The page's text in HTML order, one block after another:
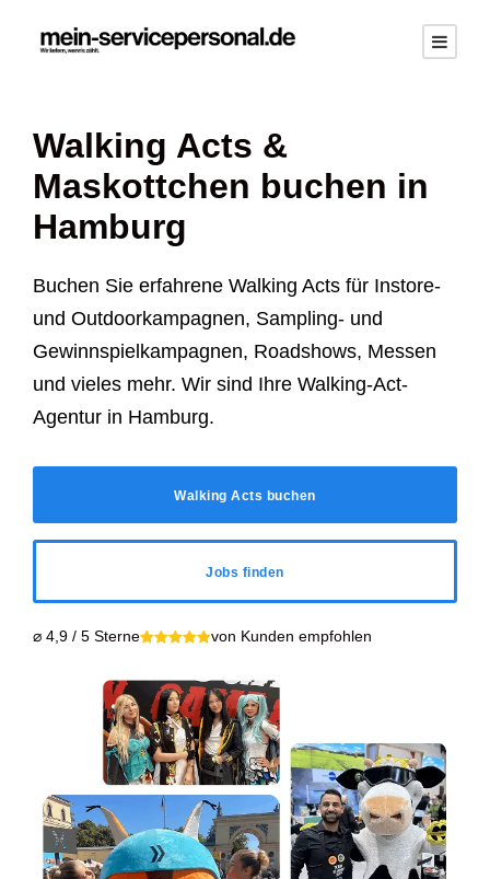
Walking Acts &
Maskottchen buchen in
Hamburg
Buchen Sie erfahrene Walking Acts für Instore-
und Outdoorkampagnen, Sampling- und
Gewinnspielkampagnen, Roadshows, Messen
und vieles mehr. Wir sind Ihre Walking-Act-
Agentur in Hamburg.
Walking Acts buchen
Jobs finden
⌀ 4,9 / 5 Sterne von Kunden empfohlen